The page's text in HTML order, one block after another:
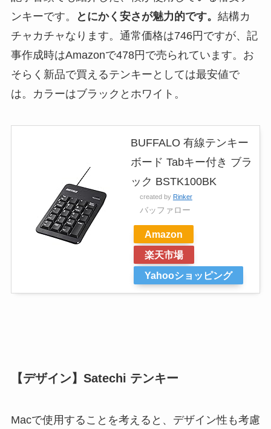
ンキーです。
とにかく安さが魅力的です。 結構カ
チャカチャなります。通常価格は746円ですが、記
事作成時はAmazonで478円で売られています。お
そらく新品で買えるテンキーとしては最安値で
は。カラーはブラックとホワイト。
BUFFALO 有線テンキー
ボード Tabキー付き ブラ
ック BSTK100BK
created by Rinker
バッファロー
Amazon
楽天市場
Yahooショッピング
【デザイン】Satechi テンキー
Macで使用することを考えると、デザイン性も考慮